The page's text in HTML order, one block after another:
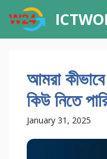
content
আমরা
কিউ নিতে
January 31, 2025